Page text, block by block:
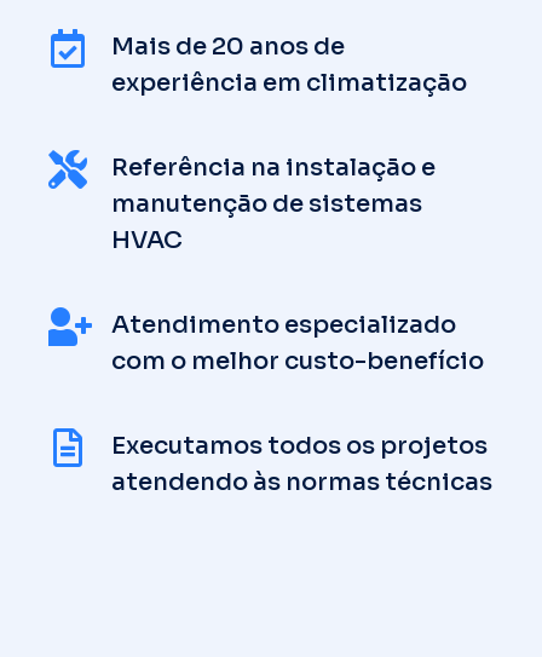
Mais de 20 anos de
experiência em climatização
Referência na instalação e
manutenção de sistemas
HVAC
Atendimento especializado
com o melhor custo-benefício
Executamos todos os projetos
atendendo às normas técnicas